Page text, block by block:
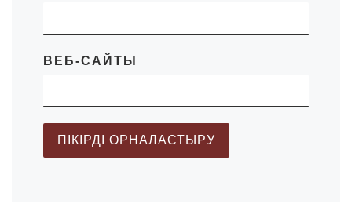
ВЕБ-САЙТЫ